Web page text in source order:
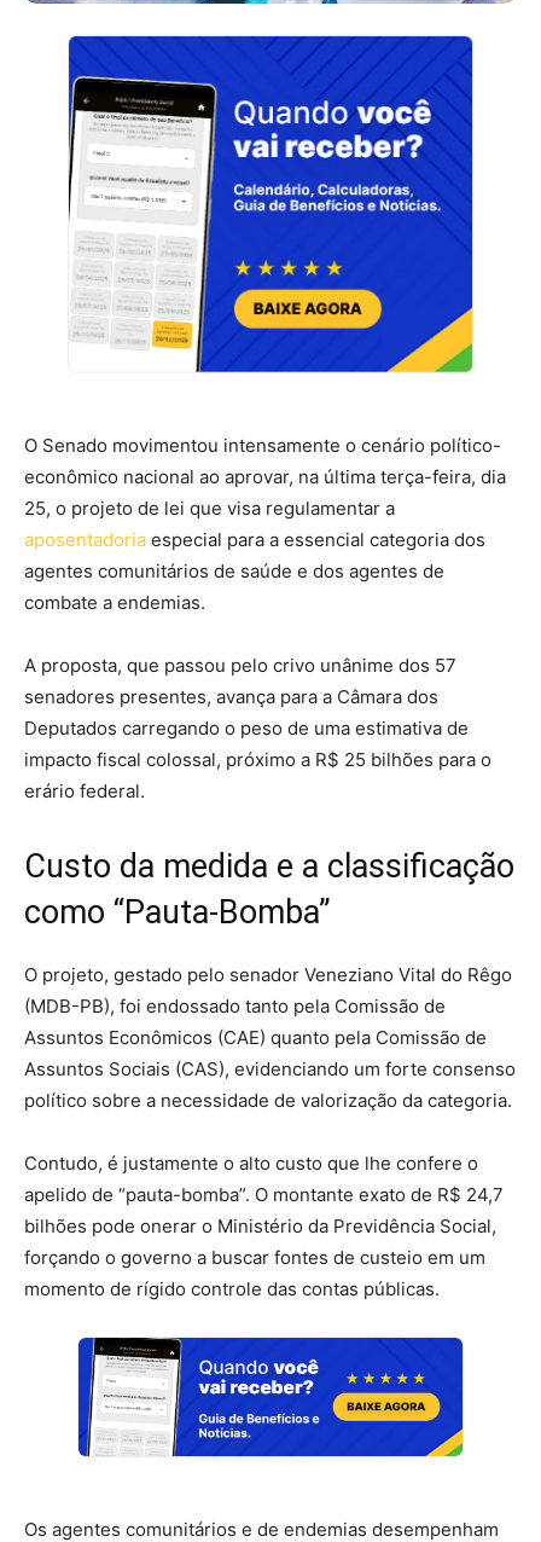
O Senado movimentou intensamente o cenário político-
econômico nacional ao aprovar, na última terça-feira, dia
25, o projeto de lei que visa regulamentar a
aposentadoria especial para a essencial categoria dos
agentes comunitários de saúde e dos agentes de
combate a endemias.
A proposta, que passou pelo crivo unânime dos 57
senadores presentes, avança para a Câmara dos
Deputados carregando o peso de uma estimativa de
impacto fiscal colossal, próximo a R$ 25 bilhões para o
erário federal.
Custo da medida e a classificação
como “Pauta-Bomba”
O projeto, gestado pelo senador Veneziano Vital do Rêgo
(MDB-PB), foi endossado tanto pela Comissão de
Assuntos Econômicos (CAE) quanto pela Comissão de
Assuntos Sociais (CAS), evidenciando um forte consenso
político sobre a necessidade de valorização da categoria.
Contudo, é justamente o alto custo que lhe confere o
apelido de “pauta-bomba”. O montante exato de R$ 24,7
bilhões pode onerar o Ministério da Previdência Social,
forçando o governo a buscar fontes de custeio em um
momento de rígido controle das contas públicas.
Os agentes comunitários e de endemias desempenham